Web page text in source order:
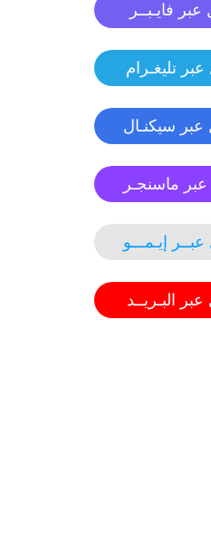
فايـبــر
تليغـرام
عبر سيكنـال
ماسنجـر
إيـمـــو
البـريــد